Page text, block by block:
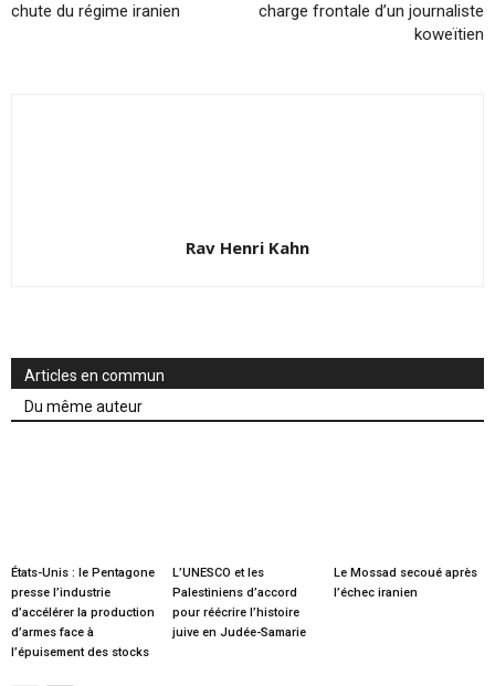
chute du régime iranien
charge frontale d’un journaliste
koweïtien
Rav Henri Kahn
Articles en commun
Du même auteur
États-Unis : le Pentagone
presse l’industrie
d’accélérer la production
d’armes face à
l’épuisement des stocks
L’UNESCO et les
Palestiniens d’accord
pour réécrire l’histoire
juive en Judée-Samarie
Le Mossad secoué après
l’échec iranien